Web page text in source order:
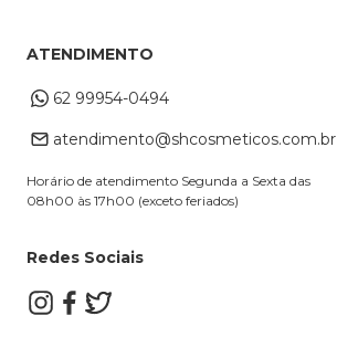
Cupons
Troca e Devoluções
Dúvidas Frequentes
Alterar Cadastro
ATENDIMENTO
62 99954-0494
atendimento@shcosmeticos.com.br
Horário de atendimento Segunda a Sexta das
08h00 às 17h00 (exceto feriados)
Redes Sociais